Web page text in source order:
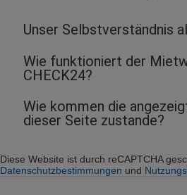
Unser Selbstverständnis
Wie funktioniert der
CHECK24?
Wie kommen die
dieser Seite zustande?
Diese Website ist durch reCAPTCHA
Datenschutzbestimmungen und